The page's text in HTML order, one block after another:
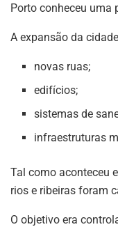
Porto conheceu uma
A expansão da
novas ruas;
edifícios;
sistemas de
infraestruturas
Tal como aconteceu
rios e ribeiras foram
O objetivo era